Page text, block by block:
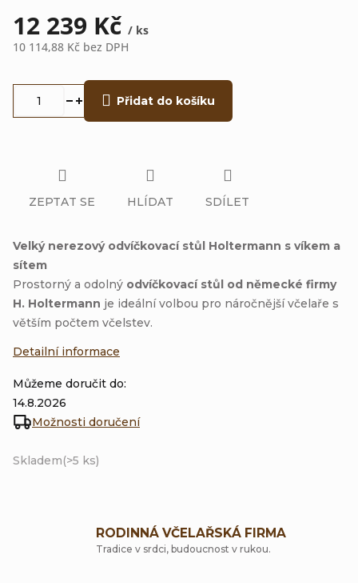
12 239 Kč / ks
10 114,88 Kč bez DPH
Skladem(>5 ks)
Můžeme doručit do:
14.8.2026
Možnosti doručení
Přidat do košíku
Velký nerezový odvíčkovací stůl Holtermann s víkem a
sítem
Prostorný a odolný odvíčkovací stůl od německé firmy
H. Holtermann je ideální volbou pro náročnější včelaře s
větším počtem včelstev.
Detailní informace
ZEPTAT SE HLÍDAT SDÍLET
RODINNÁ VČELAŘSKÁ FIRMA
Tradice v srdci, budoucnost v rukou.